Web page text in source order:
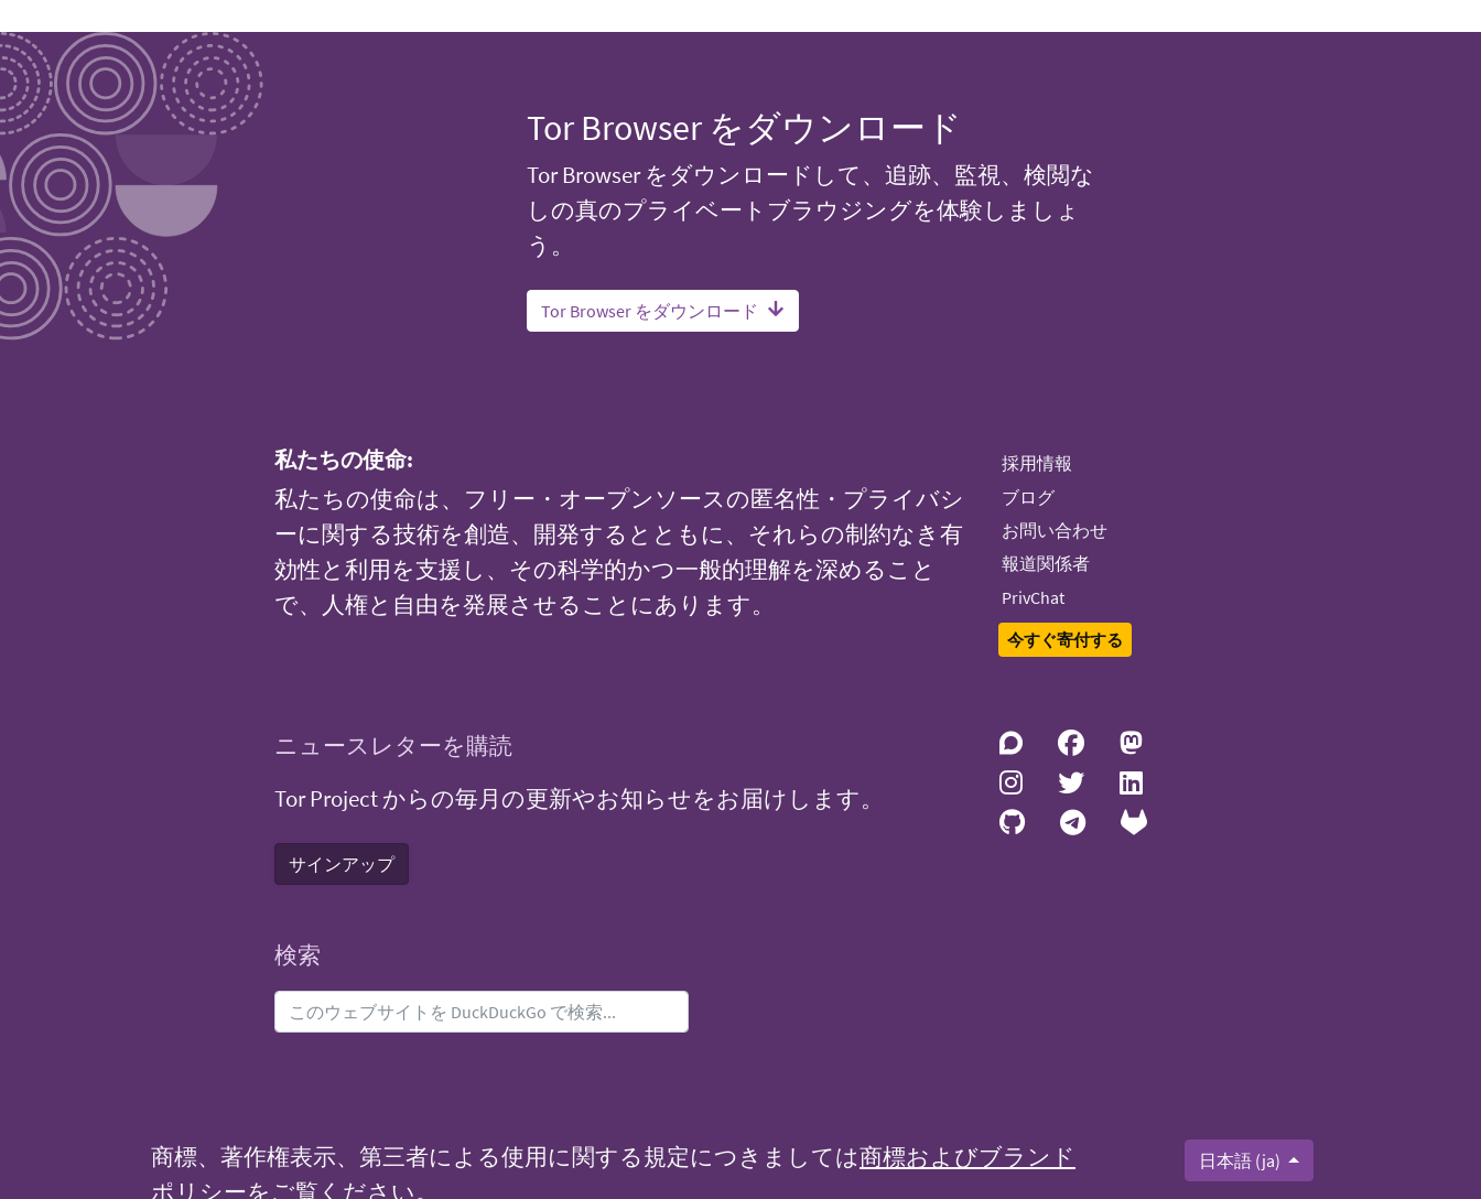
Tor Browser をダウンロード
Tor Browser をダウンロードして、追跡、監視、検閲な
しの真のプライベートブラウジングを体験しましょ
う。
Tor Browser をダウンロード
私たちの使命:
私たちの使命は、フリー・オープンソースの匿名性・プライバシ
ーに関する技術を創造、開発するとともに、それらの制約なき有
効性と利用を支援し、その科学的かつ一般的理解を深めること
で、人権と自由を発展させることにあります。
採用情報
ブログ
お問い合わせ
報道関係者
PrivChat
今すぐ寄付する
ニュースレターを購読
Tor Project からの毎月の更新やお知らせをお届けします。
サインアップ
検索
商標、著作権表示、第三者による使用に関する規定につきましては商標およびブランド
ポリシーをご覧ください。
日本語 (ja)